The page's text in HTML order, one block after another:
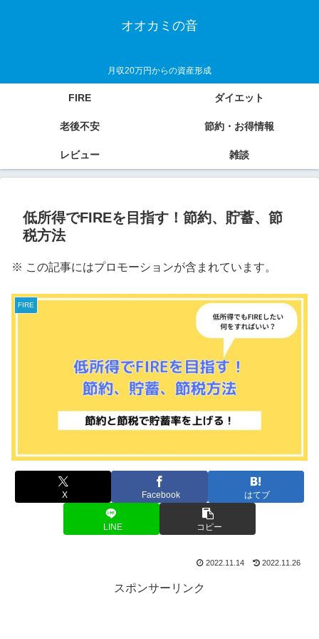
オオカミの音
月収20万円からの資産形成
FIRE ダイエット
老後不安 節約・お得情報
レビュー 雑談
低所得でFIREを目指す！節約、貯蓄、節
税方法
※ この記事にはプロモーションが含まれています。
FIRE
X Facebook はてブ
LINE コピー
2022.11.14 2022.11.26
スポンサーリンク